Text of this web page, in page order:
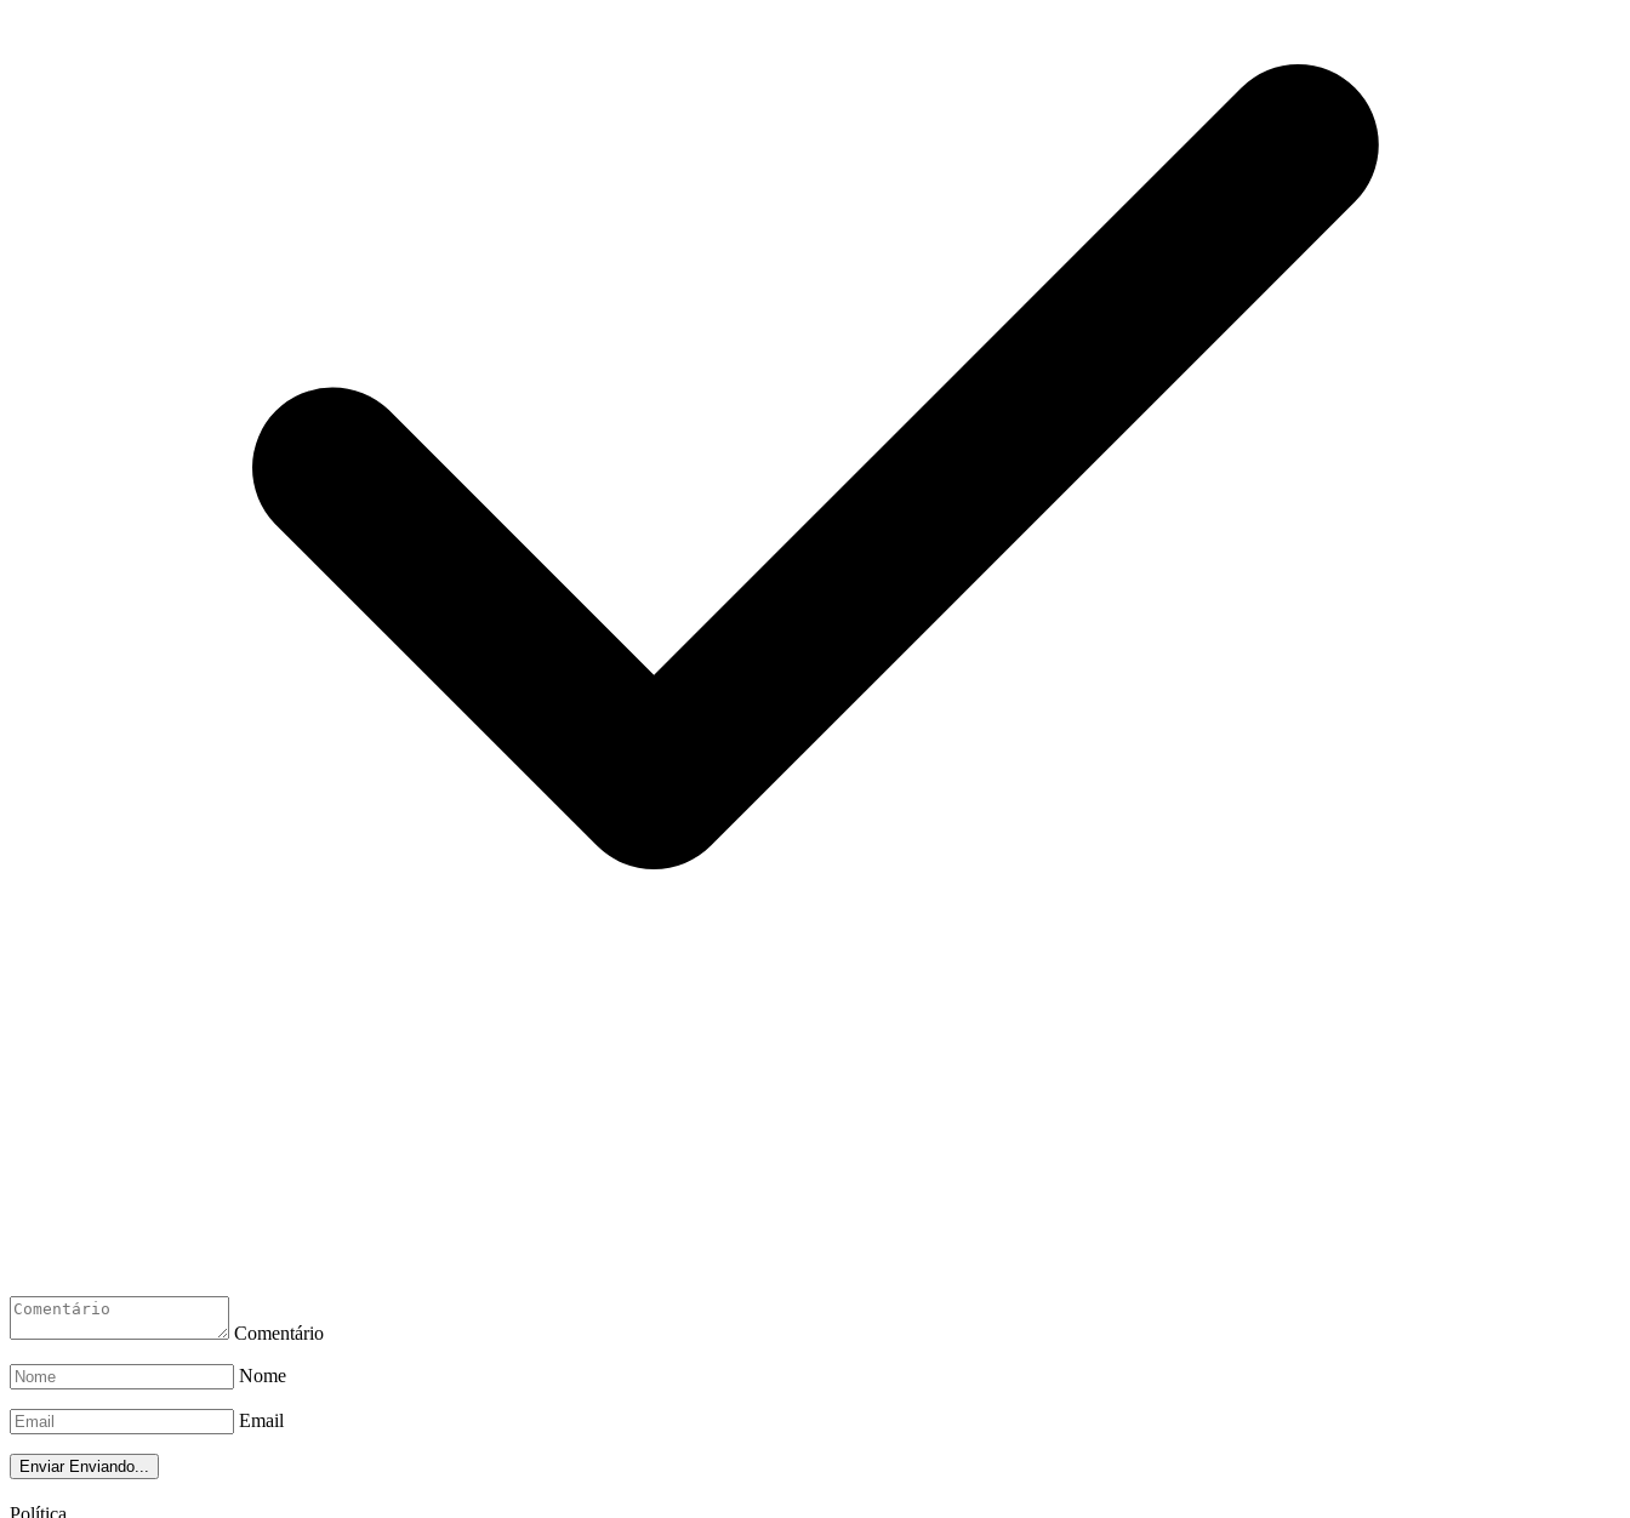
Comentário
Nome
Email
Enviar Enviando...